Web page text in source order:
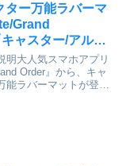
ター万能ラバーマ
Grand
ャスター/アルト
ャスター」[ブロ
]が予約受付開始
明大人気スマホアプリ
Order』から、キャ
能ラバーマットが登